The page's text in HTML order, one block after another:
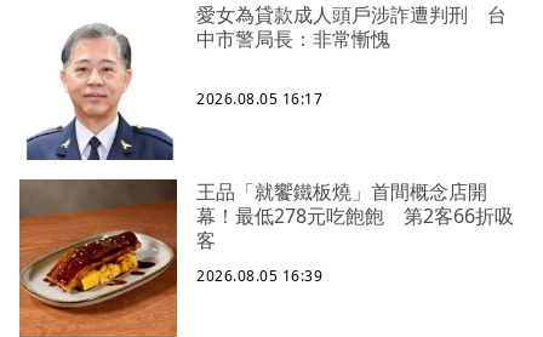
愛女為貸款成人頭戶涉詐遭判刑 台
中市警局長：非常慚愧
2026.08.05 16:17
王品「就饗鐵板燒」首間概念店開
幕！最低278元吃飽飽 第2客66折吸
客
2026.08.05 16:39